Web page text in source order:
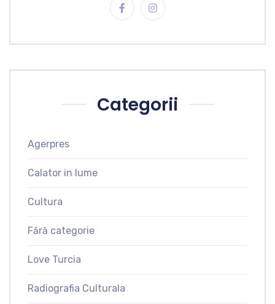
Categorii
Agerpres
Calator in lume
Cultura
Fără categorie
Love Turcia
Radiografia Culturala